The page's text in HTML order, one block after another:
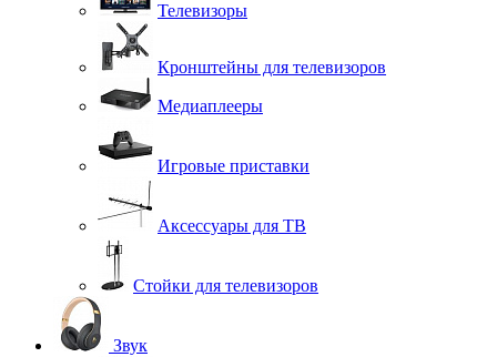
Телевизоры
Кронштейны для телевизоров
Медиаплееры
Игровые приставки
Аксессуары для ТВ
Стойки для телевизоров
Звук